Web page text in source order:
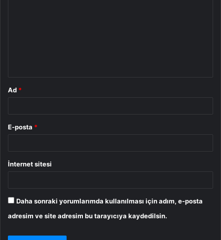
Ad *
E-posta *
İnternet sitesi
Daha sonraki yorumlarımda kullanılması için adım, e-posta
adresim ve site adresim bu tarayıcıya kaydedilsin.